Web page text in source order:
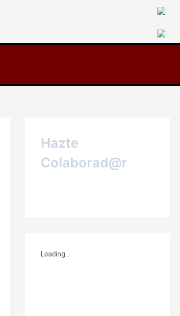
Hazte
Colaborad@r